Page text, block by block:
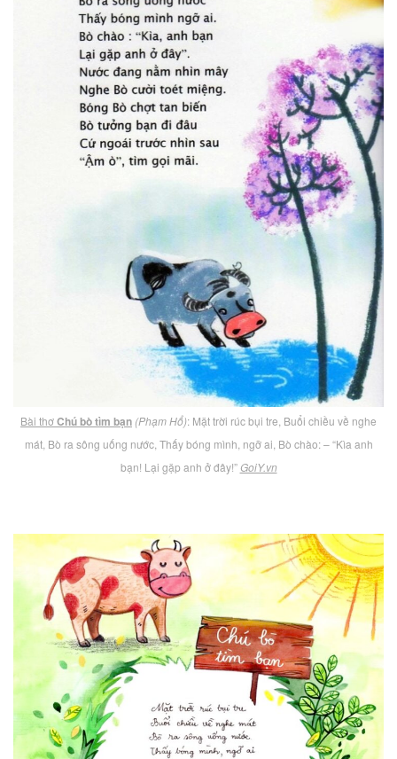
Bài thơChú bò tìm bạn (Phạm Hổ): Mặt trời rúc bụi tre, Buổi chiều về nghe
mát, Bò ra sông uống nước, Thấy bóng mình, ngỡ ai, Bò chào: – “Kìa anh
bạn! Lại gặp anh ở đây!” GoiY.vn